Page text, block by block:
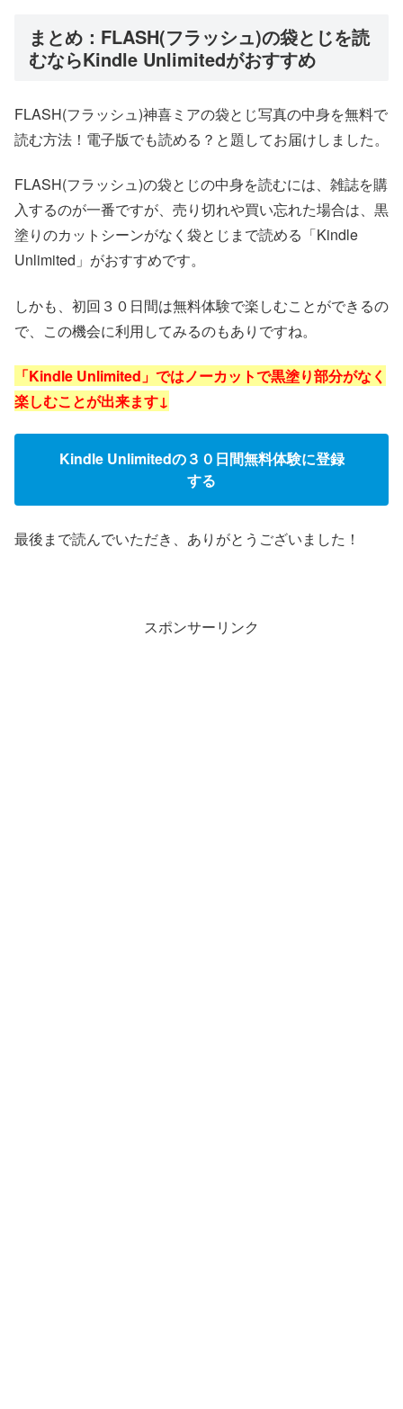
まとめ：FLASH(フラッシュ)の袋とじを読
むならKindle Unlimitedがおすすめ
FLASH(フラッシュ)神喜ミアの袋とじ写真の中身を無料で
読む方法！電子版でも読める？と題してお届けしました。
FLASH(フラッシュ)の袋とじの中身を読むには、雑誌を購
入するのが一番ですが、売り切れや買い忘れた場合は、黒
塗りのカットシーンがなく袋とじまで読める「Kindle
Unlimited」がおすすめです。
しかも、初回３０日間は無料体験で楽しむことができるの
で、この機会に利用してみるのもありですね。
「Kindle Unlimited」ではノーカットで黒塗り部分がなく
楽しむことが出来ます↓
Kindle Unlimitedの３０日間無料体験に登録
する
最後まで読んでいただき、ありがとうございました！
スポンサーリンク